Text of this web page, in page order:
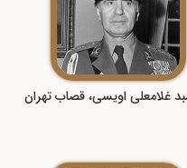
غلامعلی اویسی، قصاب تهران